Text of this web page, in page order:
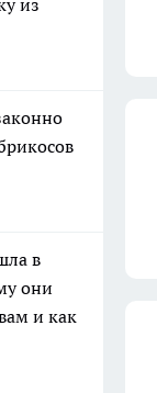
из
в
они
и как